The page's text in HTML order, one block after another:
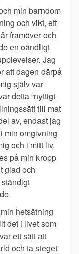
min barndom
och vikt, ett
framöver och
en oändligt
Jag
att dagen därpå
själv var
detta “nyttigt
till mat
av, endast jag
min omgivning
och i mitt liv,
på min kropp
glad och
hetsätning
det i livet som
ett sätt att
och ta steget